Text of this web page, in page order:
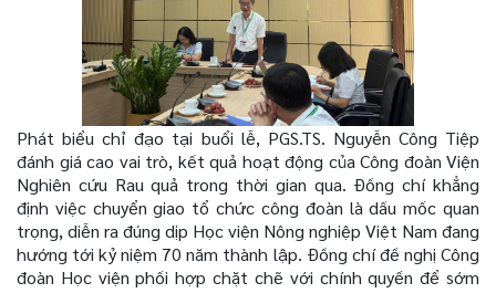
Phát biểu chỉ đạo tại buổi lễ, PGS.TS. Nguyễn Công Tiệp
đánh giá cao vai trò, kết quả hoạt động của Công đoàn Viện
Nghiên cứu Rau quả trong thời gian qua. Đồng chí khẳng
định việc chuyển giao tổ chức công đoàn là dấu mốc quan
trọng, diễn ra đúng dịp Học viện Nông nghiệp Việt Nam đang
hướng tới kỷ niệm 70 năm thành lập. Đồng chí đề nghị Công
đoàn Học viện phối hợp chặt chẽ với chính quyền để sớm